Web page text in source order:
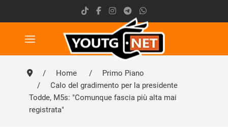
Home
Primo Piano
Calo del gradimento per la presidente
Todde, M5s: "Comunque fascia più alta mai
registrata"